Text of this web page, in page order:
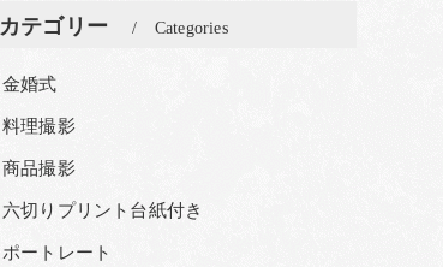
カテゴリー Categories
金婚式
料理撮影
商品撮影
六切りプリント台紙付き
ポートレート